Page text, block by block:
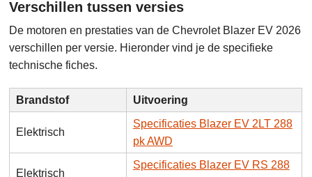
Verschillen tussen versies
De motoren en prestaties van de Chevrolet Blazer EV 2026
verschillen per versie. Hieronder vind je de specifieke
technische fiches.
Brandstof Uitvoering
Elektrisch
Specificaties Blazer EV 2LT 288
pk AWD
Elektrisch
Specificaties Blazer EV RS 288